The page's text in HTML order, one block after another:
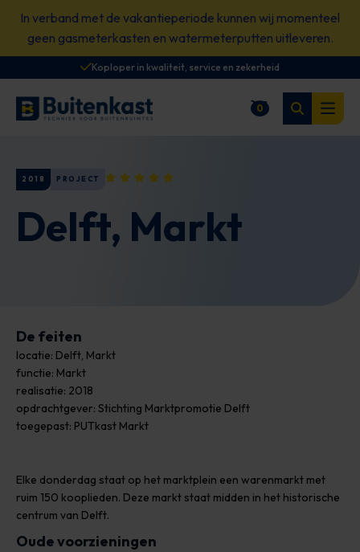
content
In verband met de vakantieperiode kunnen wij momenteel
geen gasmeterkasten en watermeterputten uitleveren.
Koploper in kwaliteit, service en zekerheid
0
Winkelwagen
Zoeken
Open
Delft, Markt
2018 PROJECT
De feiten
locatie: Delft, Markt
functie: Markt
realisatie: 2018
opdrachtgever: Stichting Marktpromotie Delft
toegepast: PUTkast Markt
Elke donderdag staat op het marktplein een warenmarkt met
ruim 150 kooplieden. Deze markt staat midden in het historische
centrum van Delft.
Oude voorzieningen